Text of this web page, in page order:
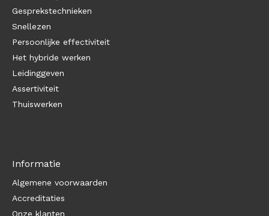
Gesprekstechnieken
Snellezen
Persoonlijke effectiviteit
Het hybride werken
Leidinggeven
Assertiviteit
Thuiswerken
Informatie
Algemene voorwaarden
Accreditaties
Onze klanten